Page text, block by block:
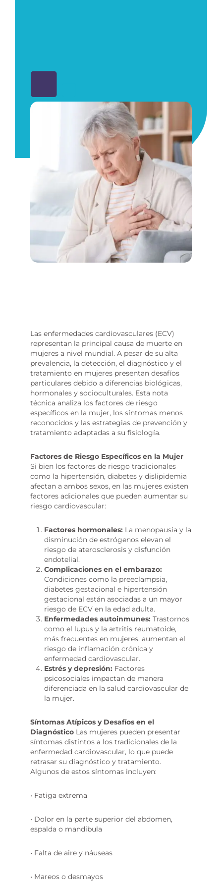
Las enfermedades cardiovasculares (ECV)
representan la principal causa de muerte en
mujeres a nivel mundial. A pesar de su alta
prevalencia, la detección, el diagnóstico y el
tratamiento en mujeres presentan desafíos
particulares debido a diferencias biológicas,
hormonales y socioculturales. Esta nota
técnica analiza los factores de riesgo
específicos en la mujer, los síntomas menos
reconocidos y las estrategias de prevención y
tratamiento adaptadas a su fisiología.
Factores de Riesgo Específicos en la Mujer
Si bien los factores de riesgo tradicionales
como la hipertensión, diabetes y dislipidemia
afectan a ambos sexos, en las mujeres existen
factores adicionales que pueden aumentar su
riesgo cardiovascular:
Factores hormonales: La menopausia y la
disminución de estrógenos elevan el
riesgo de aterosclerosis y disfunción
endotelial.
Complicaciones en el embarazo:
Condiciones como la preeclampsia,
diabetes gestacional e hipertensión
gestacional están asociadas a un mayor
riesgo de ECV en la edad adulta.
Enfermedades autoinmunes: Trastornos
como el lupus y la artritis reumatoide,
más frecuentes en mujeres, aumentan el
riesgo de inflamación crónica y
enfermedad cardiovascular.
Estrés y depresión: Factores
psicosociales impactan de manera
diferenciada en la salud cardiovascular de
la mujer.
Síntomas Atípicos y Desafíos en el
Diagnóstico Las mujeres pueden presentar
síntomas distintos a los tradicionales de la
enfermedad cardiovascular, lo que puede
retrasar su diagnóstico y tratamiento.
Algunos de estos síntomas incluyen:
• Fatiga extrema
• Dolor en la parte superior del abdomen,
espalda o mandíbula
• Falta de aire y náuseas
• Mareos o desmayos